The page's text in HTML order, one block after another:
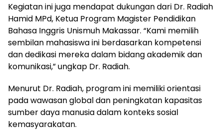
Kegiatan ini juga mendapat dukungan dari Dr. Radiah
Hamid MPd, Ketua Program Magister Pendidikan
Bahasa Inggris Unismuh Makassar. “Kami memilih
sembilan mahasiswa ini berdasarkan kompetensi
dan dedikasi mereka dalam bidang akademik dan
komunikasi,” ungkap Dr. Radiah.
Menurut Dr. Radiah, program ini memiliki orientasi
pada wawasan global dan peningkatan kapasitas
sumber daya manusia dalam konteks sosial
kemasyarakatan.